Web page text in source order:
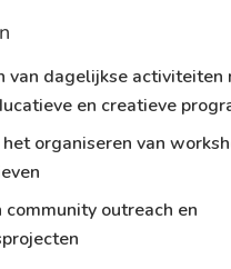
van dagelijkse activiteiten
en creatieve
organiseren van
community outreach en